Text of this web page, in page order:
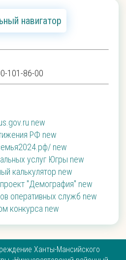
навигатор
101-86-00
Ханты-Мансийского